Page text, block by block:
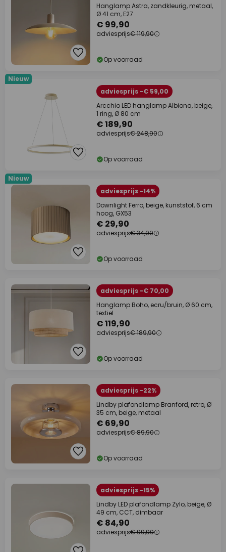
Hanglamp Astra, zandkleurig, metaal,
Ø 41 cm, E27
€ 99,90
adviesprijs€ 119,90
Op voorraad
Nieuw
adviesprijs -€ 59,00
Arcchio LED hanglamp Albiona, beige,
1 ring, Ø 80 cm
€ 189,90
adviesprijs€ 248,90
Op voorraad
Nieuw
adviesprijs -14%
Downlight Ferro, beige, kunststof, 6 cm
hoog, GX53
€ 29,90
adviesprijs€ 34,90
Op voorraad
adviesprijs -€ 70,00
Hanglamp Boho, ecru/bruin, Ø 60 cm,
textiel
€ 119,90
adviesprijs€ 189,90
Op voorraad
adviesprijs -22%
Lindby plafondlamp Branford, retro, Ø
35 cm, beige, metaal
€ 69,90
adviesprijs€ 89,90
Op voorraad
adviesprijs -15%
Lindby LED plafondlamp Zylo, beige, Ø
49 cm, CCT, dimbaar
€ 84,90
adviesprijs€ 99,90